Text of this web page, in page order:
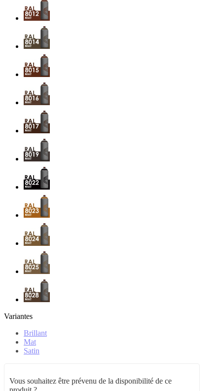
Variantes
Brillant
Mat
Satin
Vous souhaitez être prévenu de la disponibilité de ce